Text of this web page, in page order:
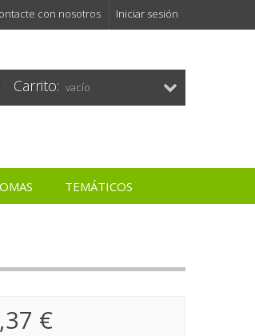
Iniciar sesión
con nosotros
Carrito: vacío
TEMÁTICOS
€